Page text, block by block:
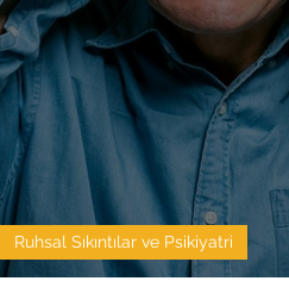
Ruhsal Sıkıntılar ve Psikiyatri